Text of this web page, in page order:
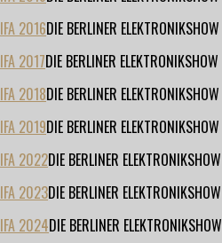
IFA 2016DIE BERLINER ELEKTRONIKSHOW
IFA 2017DIE BERLINER ELEKTRONIKSHOW
IFA 2018DIE BERLINER ELEKTRONIKSHOW
IFA 2019DIE BERLINER ELEKTRONIKSHOW
IFA 2022DIE BERLINER ELEKTRONIKSHOW
IFA 2023DIE BERLINER ELEKTRONIKSHOW
IFA 2024DIE BERLINER ELEKTRONIKSHOW